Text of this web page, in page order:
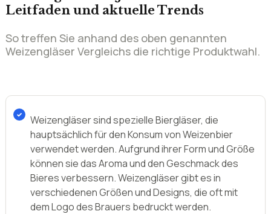
Leitfaden und aktuelle Trends
So treffen Sie anhand des oben genannten
Weizengläser Vergleichs die richtige Produktwahl.
Weizengläser sind spezielle Biergläser, die
hauptsächlich für den Konsum von Weizenbier
verwendet werden. Aufgrund ihrer Form und Größe
können sie das Aroma und den Geschmack des
Bieres verbessern. Weizengläser gibt es in
verschiedenen Größen und Designs, die oft mit
dem Logo des Brauers bedruckt werden.